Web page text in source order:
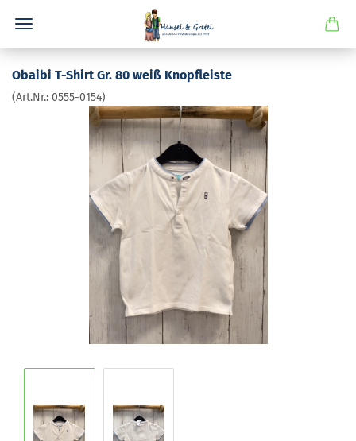
Obai­bi T-​Shirt Gr. 80 weiß Knopfleis­te
(Art.Nr.: 0555-​0154)